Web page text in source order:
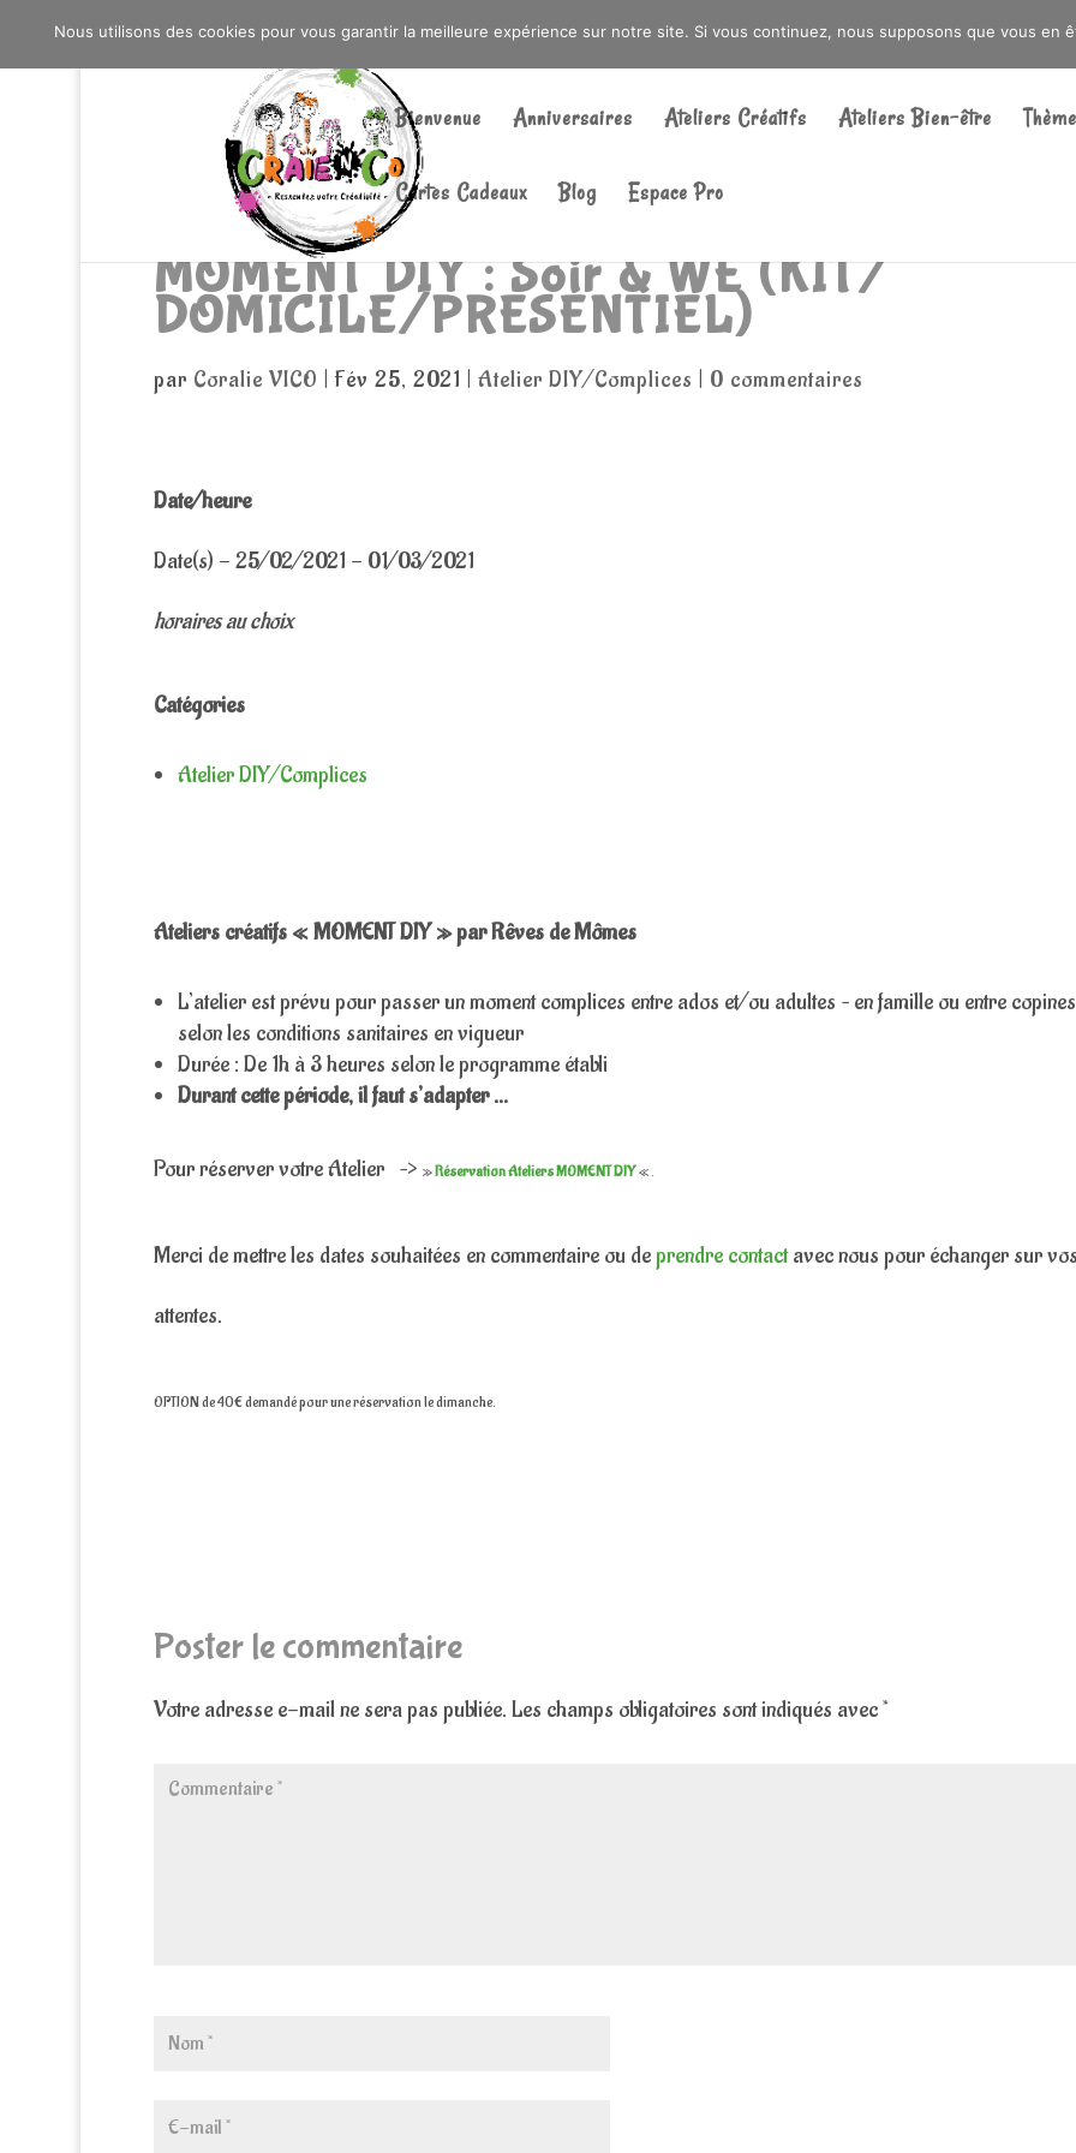
0603176412 - RDV CHEZ SO WATT À SAINT ANDRÉ OU DANS LA MÉTROPOLE LILLOISE CRAIENCO@GMAIL.COM
Bienvenue Anniversaires Ateliers Créatifs Ateliers Bien-être
Cartes Cadeaux Blog Espace Pro
Recherche
produits
MOMENT DIY : Soir & WE (KIT/
DOMICILE/PRESENTIEL)
par Coralie VICO |Fév 25, 2021 | Atelier DIY/Complices | 0 commentaires
Date/heure
Date(s) - 25/02/2021 - 01/03/2021
horaires au choix
Catégories
Atelier DIY/Complices
Ateliers créatifs « MOMENT DIY » par Rêves de Mômes
L’atelier est prévu pour passer un moment complices entre ados et/ou adultes – en famille ou entre copines
selon les conditions sanitaires en vigueur
Durée : De 1h à 3 heures selon le programme établi
Durant cette période, il faut s’adapter …
Pour réserver votre Atelier –>»Réservation Ateliers MOMENT DIY « .
Merci de mettre les dates souhaitées en commentaire ou de prendre contactavec nous pour échanger sur
attentes.
OPTION de 40€ demandé pour une réservation le dimanche.
Poster le commentaire
Votre adresse e-mail ne sera pas publiée. Les champs obligatoires sont indiqués avec*
Nous utilisons des cookies pour vous garantir la meilleure expérience sur notre site. Si vous continuez, nous supposons que vous en